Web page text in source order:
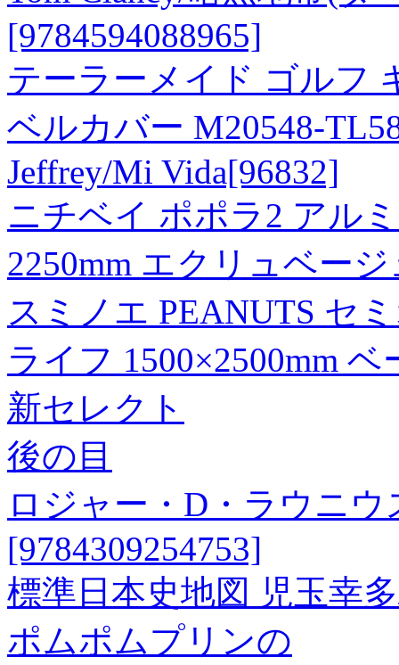
[9784594088965]
テーラーメイド ゴルフ
ベルカバー M20548-
Jeffrey/Mi Vida[96832]
ニチベイ ポポラ2 アル
2250mm エクリュベー
スミノエ PEANUTS セ
ライフ 1500×2500mm
新セレクト
後の目
ロジャー・D・ラウニ
[9784309254753]
標準日本史地図 児玉幸
ポムポムプリンの